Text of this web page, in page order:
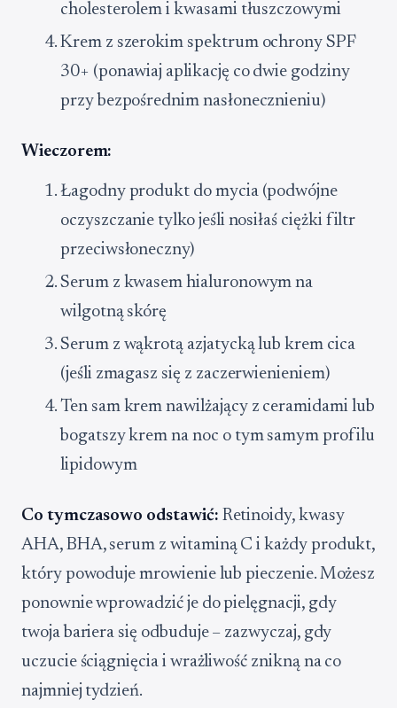
cholesterolem i kwasami tłuszczowymi
Krem z szerokim spektrum ochrony SPF
30+ (ponawiaj aplikację co dwie godziny
przy bezpośrednim nasłonecznieniu)
Wieczorem:
Łagodny produkt do mycia (podwójne
oczyszczanie tylko jeśli nosiłaś ciężki filtr
przeciwsłoneczny)
Serum z kwasem hialuronowym na
wilgotną skórę
Serum z wąkrotą azjatycką lub krem cica
(jeśli zmagasz się z zaczerwienieniem)
Ten sam krem nawilżający z ceramidami lub
bogatszy krem na noc o tym samym profilu
lipidowym
Co tymczasowo odstawić: Retinoidy, kwasy
AHA, BHA, serum z witaminą C i każdy produkt,
który powoduje mrowienie lub pieczenie. Możesz
ponownie wprowadzić je do pielęgnacji, gdy
twoja bariera się odbuduje – zazwyczaj, gdy
uczucie ściągnięcia i wrażliwość znikną na co
najmniej tydzień.